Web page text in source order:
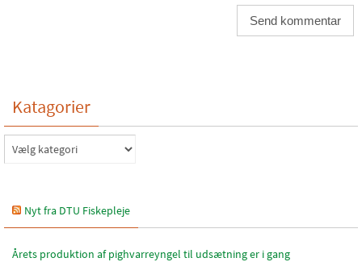
Katagorier
Katagorier
Nyt fra DTU Fiskepleje
Årets produktion af pighvarreyngel til udsætning er i gang